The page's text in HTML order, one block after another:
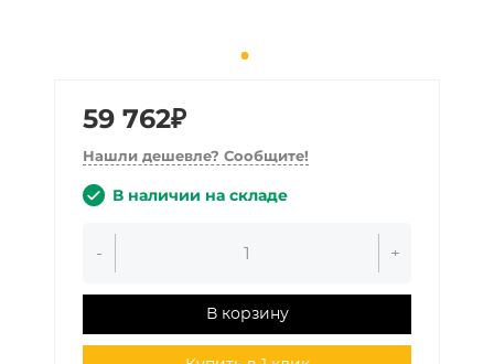
59 762₽
Нашли дешевле? Сообщите!
В наличии на складе
- +
В корзину